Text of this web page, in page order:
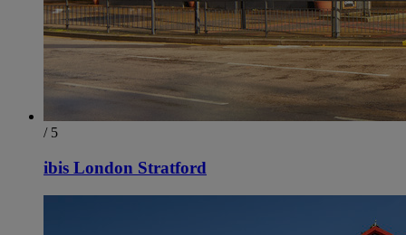
/ 5
ibis London Stratford